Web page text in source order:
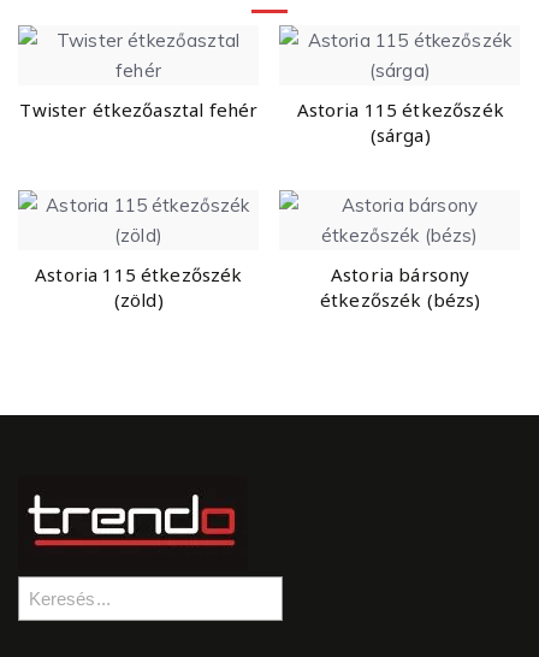
Twister étkezőasztal fehér
Astoria 115 étkezőszék
(sárga)
Astoria 115 étkezőszék
(zöld)
Astoria bársony
étkezőszék (bézs)